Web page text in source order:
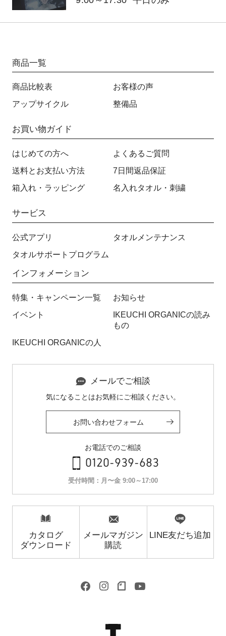
商品一覧
商品比較表 お客様の声
アップサイクル 整備品
お買い物ガイド
はじめての方へ よくあるご質問
送料とお支払い方法 7日間返品保証
箱入れ・ラッピング 名入れタオル・刺繍
サービス
公式アプリ タオルメンテナンス
タオルサポートプログラム
インフォメーション
特集・キャンペーン一覧 お知らせ
イベント
IKEUCHI ORGANICの読み
もの
IKEUCHI ORGANICの人
メールでご相談
気になることはお気軽にご相談ください。
お問い合わせフォーム
お電話でのご相談
0120-939-683
受付時間：月〜金 9:00～17:00
カタログ
ダウンロード
メールマガジン
購読
LINE友だち追加